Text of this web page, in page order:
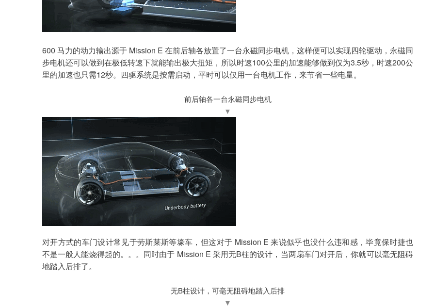
600 马力的动力输出源于 Mission E 在前后轴各放置了一台永磁同步电机，这样便可以实现四轮驱动， 永磁同
步电机还可以做到在极低转速下就能输出极大扭矩，所以时速100公里的加速能够做到仅为3.5秒，时速200公
里的加速也只需12秒。四驱系统是按需启动，平时可以仅用一台电机工作，来节省一些电量。
前后轴各一台永磁同步电机
▼
对开方式的车门设计常见于劳斯莱斯等壕车，但这对于 Mission E 来说似乎也没什么违和感，毕竟保时捷也
不是一般人能烧得起的。。。同时由于 Mission E 采用无B柱的设计，当两扇车门对开后，你就可以毫无阻碍
地踏入后排了。
无B柱设计，可毫无阻碍地踏入后排
▼